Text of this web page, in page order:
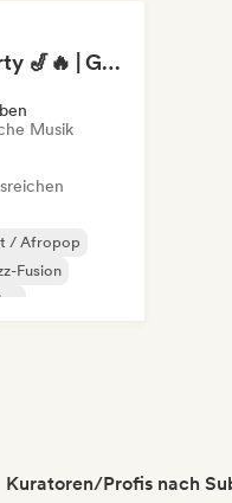
Rap Jazz Party 🎷🔥 | Global Groove, Afro, Hip-Hop & Latin 2026 (Isabelle)
Musik
/ Afropop
Fusion
Kuratoren/Profis nach